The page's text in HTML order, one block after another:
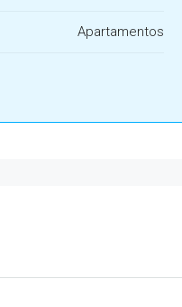
Apartamentos